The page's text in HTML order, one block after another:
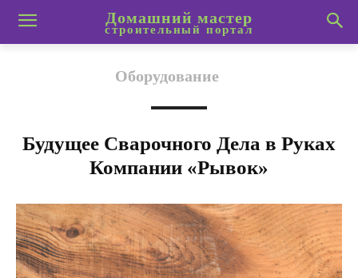
Домашний мастер
строительный портал
Оборудование
Будущее Сварочного Дела в Руках
Компании «Рывок»